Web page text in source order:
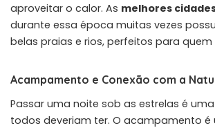
aproveitar o calor. As melhores
durante essa época muitas vezes
belas praias e rios, perfeitos para
Acampamento e Conexão com a
Passar uma noite sob as estrelas é
todos deveriam ter. O acampamento